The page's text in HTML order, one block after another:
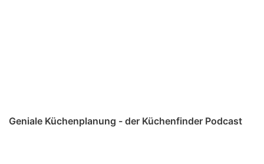
Geniale Küchenplanung - der Küchenfinder Podcast